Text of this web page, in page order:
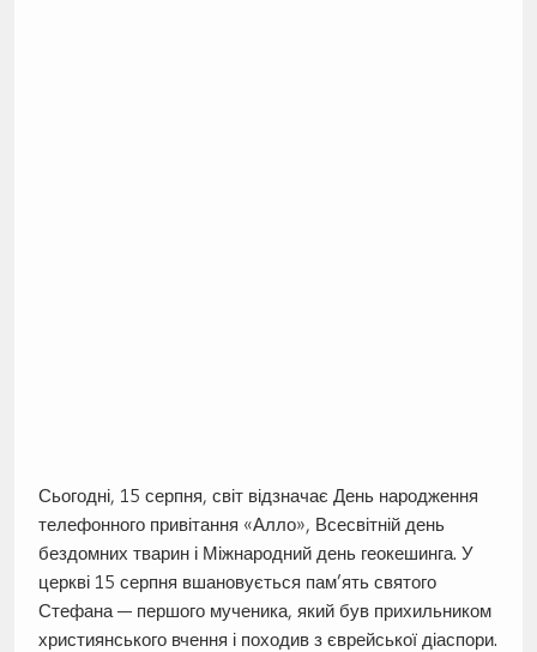
Сьогодні, 15 серпня, світ відзначає День народження
телефонного привітання «Алло», Всесвітній день
бездомних тварин і Міжнародний день геокешинга. У
церкві 15 серпня вшановується пам’ять святого
Стефана — першого мученика, який був прихильником
християнського вчення і походив з єврейської діаспори.